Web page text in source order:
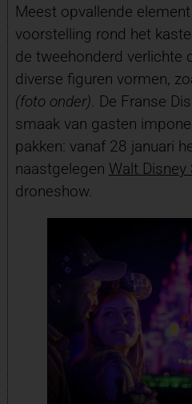
Meest opvallende
voorstelling rond het
de tweehonderd verlichte
diverse figuren vormen,
(foto onder). De Franse
smaak van gasten
pakken: vanaf 28 januari
naastgelegen Walt
droneshow.